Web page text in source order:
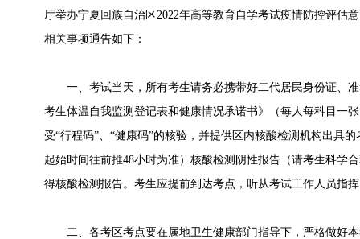
厅举办宁夏回族自治区2022年高等教育自学考试疫情防控评估
相关事项通告如下：
一、考试当天，所有考生请务必携带好二代居民身份证、准
考生体温自我监测登记表和健康情况承诺书》（每人每科目一
受“行程码”、“健康码”的核验，并提供区内核酸检测机构出具
起始时间往前推48小时为准）核酸检测阴性报告（请考生科学
得核酸检测报告。考生应提前到达考点，听从考试工作人员指
二、各考区考点要在属地卫生健康部门指导下，严格做好本